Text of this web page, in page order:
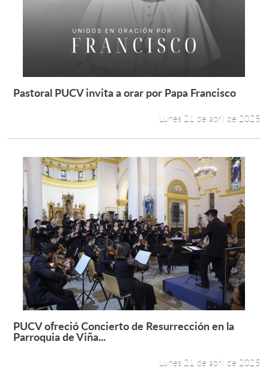
Leer más +
Pastoral PUCV invita a orar por Papa Francisco
Lunes 21 de abril de 2025
Leer más +
PUCV ofreció Concierto de Resurrección en la
Parroquia de Viña...
Lunes 21 de abril de 2025